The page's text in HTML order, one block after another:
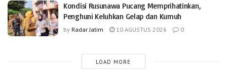
Kondisi Rusunawa Pucang Memprihatinkan,
Penghuni Keluhkan Gelap dan Kumuh
by Radar Jatim 10 AGUSTUS 2026 0
LOAD MORE